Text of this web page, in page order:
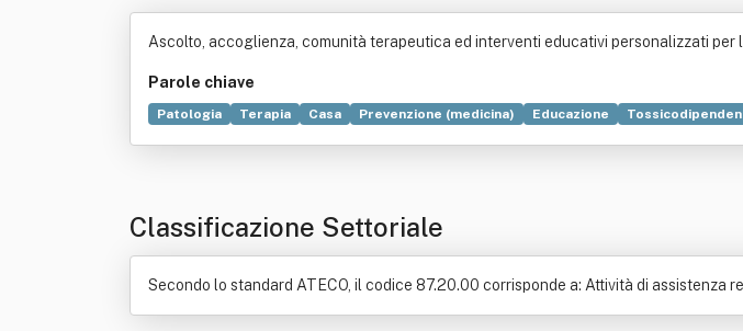
Ascolto, accoglienza, comunità terapeutica ed interventi educativi personalizzati
Parole chiave
Patologia Terapia Casa Prevenzione (medicina) Educazione
Classificazione Settoriale
Secondo lo standard ATECO, il codice 87.20.00 corrisponde a: Attività di assistenza